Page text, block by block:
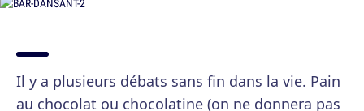
Il y a plusieurs débats sans fin dans la vie. Pain
au chocolat ou chocolatine (on ne donnera pas